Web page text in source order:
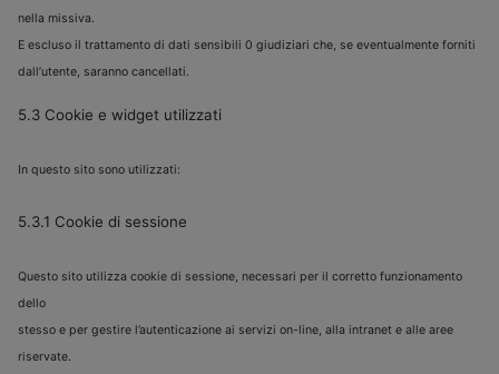
nella missiva.
E escluso il trattamento di dati sensibili 0 giudiziari che, se eventualmente forniti
dall’utente, saranno cancellati.
5.3 Cookie e widget utilizzati
In questo sito sono utilizzati:
5.3.1 Cookie di sessione
Questo sito utilizza cookie di sessione, necessari per il corretto funzionamento
dello
stesso e per gestire l’autenticazione ai servizi on-line, alla intranet e alle aree
riservate.